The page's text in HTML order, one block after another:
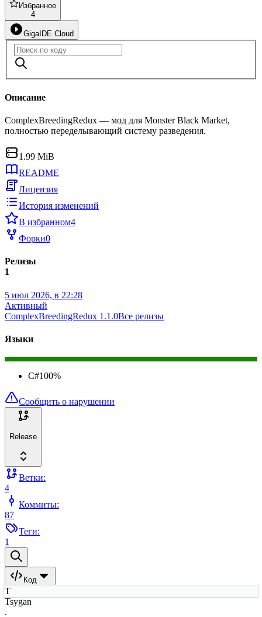
Избранное
4
GigaIDE Cloud
Описание
ComplexBreedingRedux — мод для Monster Black Market,
полностью переделывающий систему разведения.
1.99 MiB
README
Лицензия
История изменений
В избранном4
Форки0
Релизы
1
5 июл 2026, в 22:28
Активный
ComplexBreedingRedux 1.1.0Все релизы
Языки
C#100%
Сообщить о нарушении
Release
Ветки:
4
Коммиты:
87
Теги:
1
Код
T
Tsygan
.